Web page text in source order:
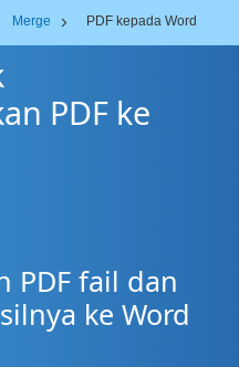
Merge PDF kepada Word
PDF ke
PDF fail dan
ke Word